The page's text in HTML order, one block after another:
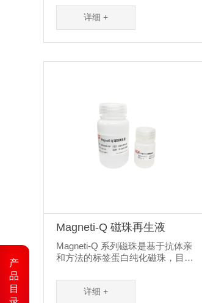
一般被解释为Luria-Bertani培养基。
也常用该培养基来预培养菌种，使
菌种成倍扩增，达到使用要求。LB
培养基的主要成分是酵母提取物、
微生物生长提供碳源和能源，蛋白
详细 +
Magneti-Q 磁珠再生液
Magneti-Q 系列磁珠是基于抗体亲
和方法的标签蛋白纯化磁珠，目前
Anti-HA-tag、Anti-DYKDDDDK-tag
四种标签蛋白纯化磁珠以及配套试
详细 +
产
品
目